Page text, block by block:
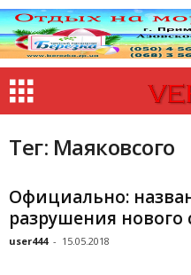
Тег: Маяковсого
Официально:
разрушения нового
user444 - 15.05.2018